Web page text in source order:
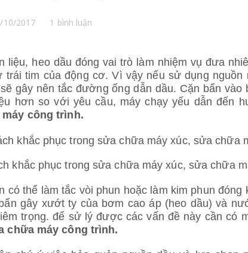
10/2017 1 bình luận
liệu, heo dầu đóng vai trò làm nhiệm vụ đưa
tim của động cơ. Vì vậy nếu sử dụng nguồn
gây nên tắc đường ống dẫn dầu. Cặn bẩn vào
hơn so với yêu cầu, máy chạy yếu dẫn đến
công trình.
khắc phục trong sửa chữa máy xúc, sửa chữa
thể làm tắc vòi phun hoặc làm kim phun đóng
gây xướt ty của bơm cao áp (heo dầu) và
trọng. để sử lý được các vấn đề này cần có
chữa máy công trình.